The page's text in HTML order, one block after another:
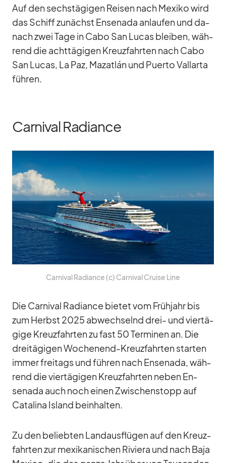
Auf den sechs­tä­gi­gen Rei­sen nach Me­xiko wird
das Schiff zu­nächst En­senada an­lau­fen und da­
nach zwei Tage in Cabo San Lu­cas blei­ben, wäh­
rend die acht­tä­gi­gen Kreuz­fahr­ten nach Cabo
San Lu­cas, La Paz, Ma­zat­lán und Pu­erto Vall­arta
füh­ren.
Carnival Radiance
Car­ni­val Ra­di­ance (c) Car­ni­val Cruise Line
Die Car­ni­val Ra­di­ance bie­tet vom Früh­jahr bis
zum Herbst 2025 ab­wech­selnd drei- und vier­tä­
gige Kreuz­fahr­ten zu fast 50 Ter­mi­nen an. Die
drei­tä­gi­gen Wo­chen­end-Kreuz­fahr­ten star­ten
im­mer frei­tags und füh­ren nach En­senada, wäh­
rend die vier­tä­gi­gen Kreuz­fahr­ten ne­ben En­
senada auch noch ei­nen Zwi­schen­stopp auf
Ca­ta­lina Is­land be­inhal­ten.
Zu den be­lieb­ten Land­aus­flü­gen auf den Kreuz­
fahr­ten zur me­xi­ka­ni­schen Ri­viera und nach Baja